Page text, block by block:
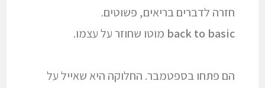
חזרה לדברים בריאים, פשוטים.
back to basic מוטו שחוזר על עצמו.
הם פתחו בספטמבר. החלוקה היא שאייל על